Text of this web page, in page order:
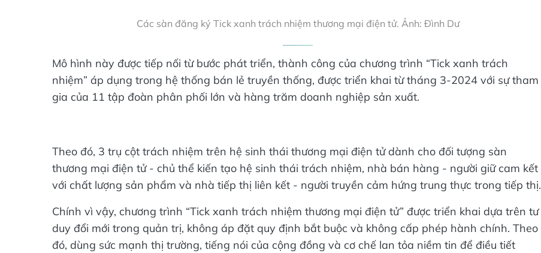
Các sàn đăng ký Tick xanh trách nhiệm thương mại điện tử. Ảnh: Đình Dư
Mô hình này được tiếp nối từ bước phát triển, thành công của chương trình “Tick xanh trách
nhiệm” áp dụng trong hệ thống bán lẻ truyền thống, được triển khai từ tháng 3-2024 với sự tham
gia của 11 tập đoàn phân phối lớn và hàng trăm doanh nghiệp sản xuất.
Theo đó, 3 trụ cột trách nhiệm trên hệ sinh thái thương mại điện tử dành cho đối tượng sàn
thương mại điện tử - chủ thể kiến tạo hệ sinh thái trách nhiệm, nhà bán hàng - người giữ cam kết
với chất lượng sản phẩm và nhà tiếp thị liên kết - người truyền cảm hứng trung thực trong tiếp thị.
Chính vì vậy, chương trình “Tick xanh trách nhiệm thương mại điện tử” được triển khai dựa trên tư
duy đổi mới trong quản trị, không áp đặt quy định bắt buộc và không cấp phép hành chính. Theo
đó, dùng sức mạnh thị trường, tiếng nói của cộng đồng và cơ chế lan tỏa niềm tin để điều tiết